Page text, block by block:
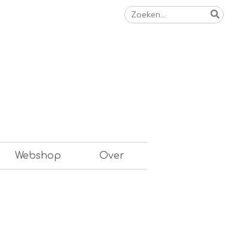
Zoeken
naar:
Webshop Over